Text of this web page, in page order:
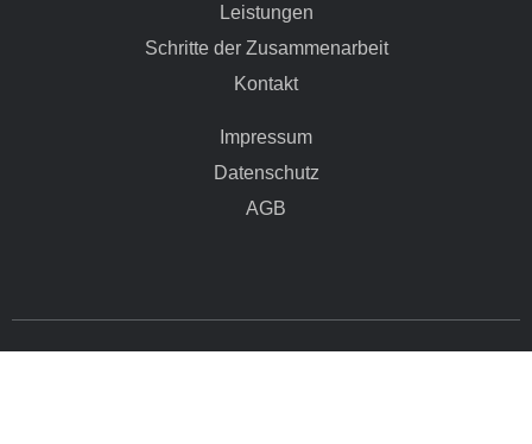
Leistungen
Schritte der Zusammenarbeit
Kontakt
Impressum
Datenschutz
AGB